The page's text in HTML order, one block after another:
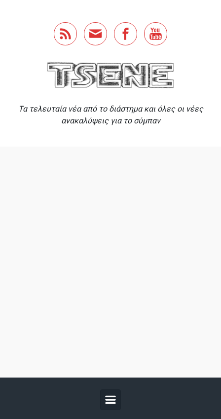
Τα τελευταία νέα από το διάστημα και όλες οι νέες
ανακαλύψεις για το σύμπαν